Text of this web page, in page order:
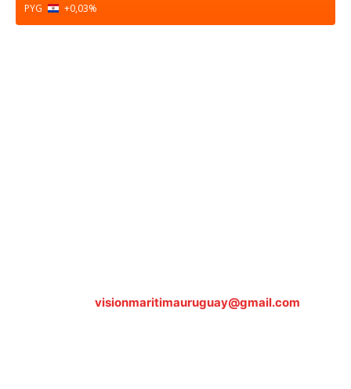
PYG +0,03%
visionmaritimauruguay@gmail.com